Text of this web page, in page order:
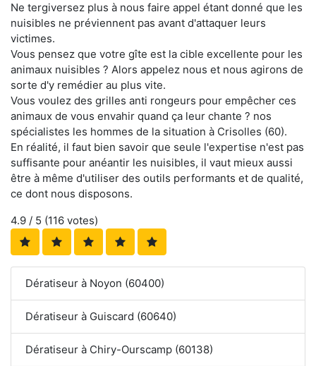
Ne tergiversez plus à nous faire appel étant donné que les
nuisibles ne préviennent pas avant d'attaquer leurs
victimes.
Vous pensez que votre gîte est la cible excellente pour les
animaux nuisibles ? Alors appelez nous et nous agirons de
sorte d'y remédier au plus vite.
Vous voulez des grilles anti rongeurs pour empêcher ces
animaux de vous envahir quand ça leur chante ? nos
spécialistes les hommes de la situation à Crisolles (60).
En réalité, il faut bien savoir que seule l'expertise n'est pas
suffisante pour anéantir les nuisibles, il vaut mieux aussi
être à même d'utiliser des outils performants et de qualité,
ce dont nous disposons.
4.9 / 5 (116 votes)
Dératiseur à Noyon (60400)
Dératiseur à Guiscard (60640)
Dératiseur à Chiry-Ourscamp (60138)